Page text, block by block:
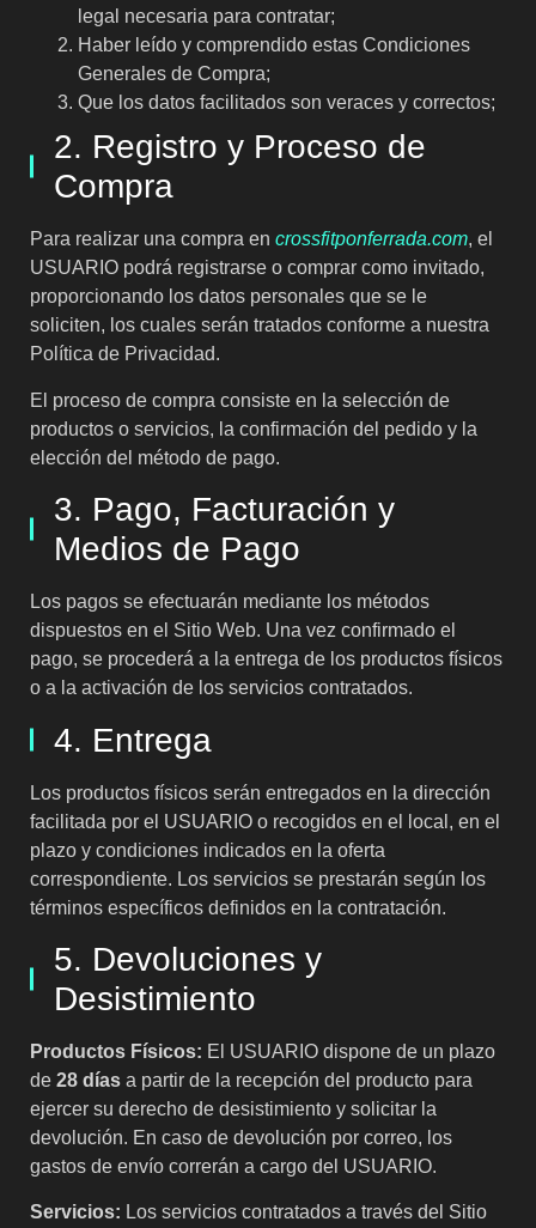
legal necesaria para contratar;
Haber leído y comprendido estas Condiciones
Generales de Compra;
Que los datos facilitados son veraces y correctos;
2. Registro y Proceso de
Compra
Para realizar una compra en crossfitponferrada.com, el
USUARIO podrá registrarse o comprar como invitado,
proporcionando los datos personales que se le
soliciten, los cuales serán tratados conforme a nuestra
Política de Privacidad.
El proceso de compra consiste en la selección de
productos o servicios, la confirmación del pedido y la
elección del método de pago.
3. Pago, Facturación y
Medios de Pago
Los pagos se efectuarán mediante los métodos
dispuestos en el Sitio Web. Una vez confirmado el
pago, se procederá a la entrega de los productos físicos
o a la activación de los servicios contratados.
4. Entrega
Los productos físicos serán entregados en la dirección
facilitada por el USUARIO o recogidos en el local, en el
plazo y condiciones indicados en la oferta
correspondiente. Los servicios se prestarán según los
términos específicos definidos en la contratación.
5. Devoluciones y
Desistimiento
Productos Físicos: El USUARIO dispone de un plazo
de 28 días a partir de la recepción del producto para
ejercer su derecho de desistimiento y solicitar la
devolución. En caso de devolución por correo, los
gastos de envío correrán a cargo del USUARIO.
Servicios: Los servicios contratados a través del Sitio